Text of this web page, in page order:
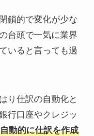
鎖的で変化が少な
台頭で一気に業界
いると言っても過
り仕訳の自動化と
行口座やクレジッ
動的に仕訳を作成